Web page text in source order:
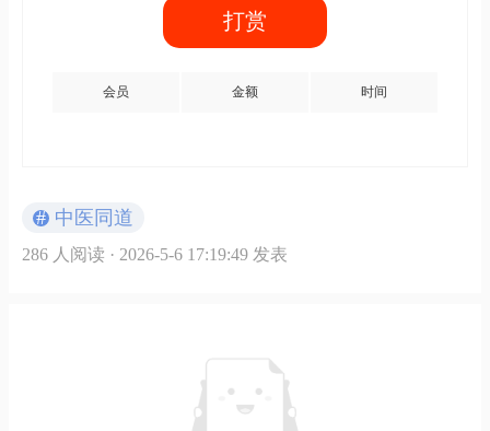
打赏
会员 金额 时间
# 中医同道
286 人阅读 · 2026-5-6 17:19:49 发表